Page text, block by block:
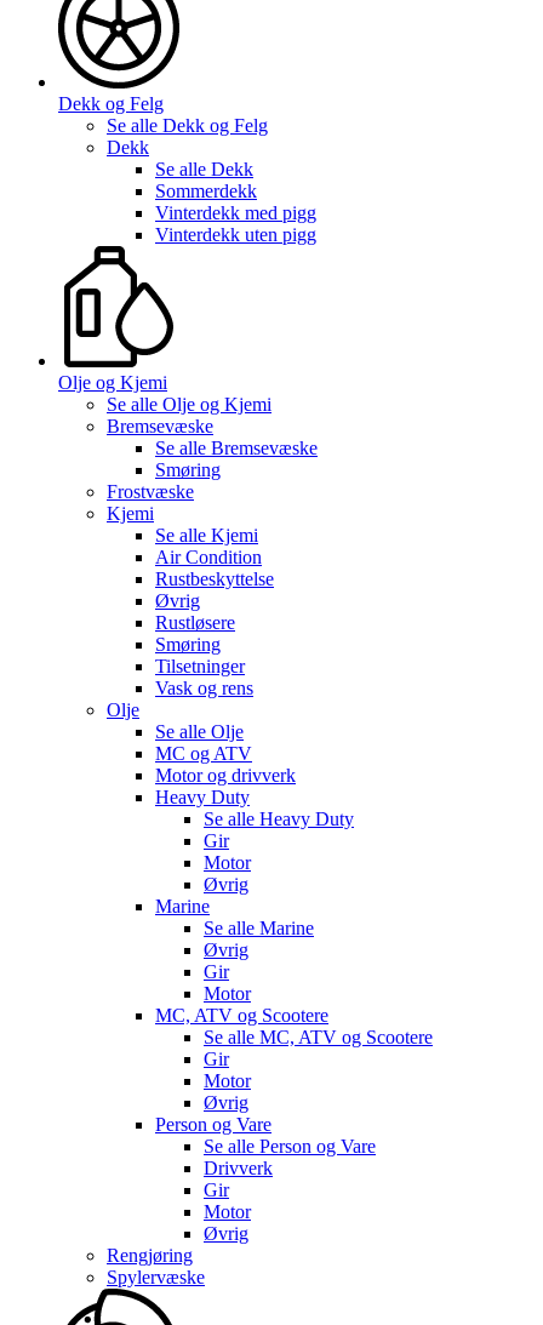
Dekk og Felg
Se alle Dekk og Felg
Dekk
Se alle Dekk
Sommerdekk
Vinterdekk med pigg
Vinterdekk uten pigg
Olje og Kjemi
Se alle Olje og Kjemi
Bremsevæske
Se alle Bremsevæske
Smøring
Frostvæske
Kjemi
Se alle Kjemi
Air Condition
Rustbeskyttelse
Øvrig
Rustløsere
Smøring
Tilsetninger
Vask og rens
Olje
Se alle Olje
MC og ATV
Motor og drivverk
Heavy Duty
Se alle Heavy Duty
Gir
Motor
Øvrig
Marine
Se alle Marine
Øvrig
Gir
Motor
MC, ATV og Scootere
Se alle MC, ATV og Scootere
Gir
Motor
Øvrig
Person og Vare
Se alle Person og Vare
Drivverk
Gir
Motor
Øvrig
Rengjøring
Spylervæske